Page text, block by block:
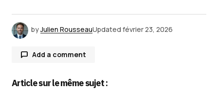
byJulien RousseauUpdated février 23, 2026
Add a comment
Article sur le même sujet :